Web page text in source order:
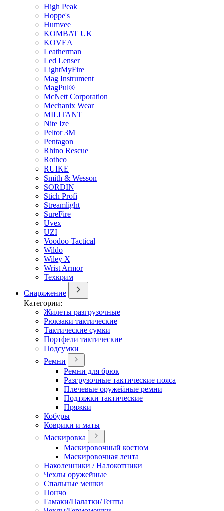
High Peak
Hoppe's
Humvee
KOMBAT UK
KOVEA
Leatherman
Led Lenser
LightMyFire
Mag Instrument
MagPul®
McNett Corporation
Mechanix Wear
MILITANT
Nite Ize
Peltor 3M
Pentagon
Rhino Rescue
Rothco
RUIKE
Smith & Wesson
SORDIN
Stich Profi
Streamlight
SureFire
Uvex
UZI
Voodoo Tactical
Wildo
Wiley X
Wrist Armor
Техкрим
Снаряжение
Категории:
Жилеты разгрузочные
Рюкзаки тактические
Тактические сумки
Портфели тактические
Подсумки
Ремни
Ремни для брюк
Разгрузочные тактические пояса
Плечевые оружейные ремни
Подтяжки тактические
Пряжки
Кобуры
Коврики и маты
Маскировка
Маскировочный костюм
Маскировочная лента
Наколенники / Налокотники
Чехлы оружейные
Спальные мешки
Пончо
Гамаки/Палатки/Тенты